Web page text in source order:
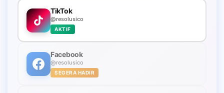
TikTok
@resolusico
AKTIF
Facebook
@resolusico
SEGERA HADIR